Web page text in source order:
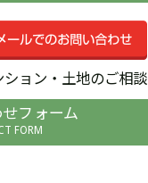
ョン・土地のご相談
フォーム
FORM